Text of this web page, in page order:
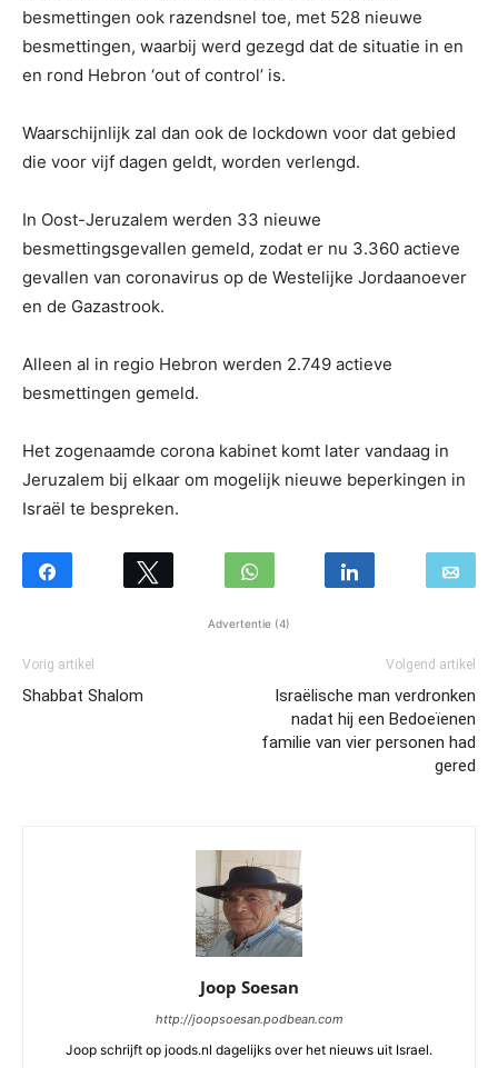
besmettingen ook razendsnel toe, met 528 nieuwe
besmettingen, waarbij werd gezegd dat de situatie in en
en rond Hebron ‘out of control’ is.
Waarschijnlijk zal dan ook de lockdown voor dat gebied
die voor vijf dagen geldt, worden verlengd.
In Oost-Jeruzalem werden 33 nieuwe
besmettingsgevallen gemeld, zodat er nu 3.360 actieve
gevallen van coronavirus op de Westelijke Jordaanoever
en de Gazastrook.
Alleen al in regio Hebron werden 2.749 actieve
besmettingen gemeld.
Het zogenaamde corona kabinet komt later vandaag in
Jeruzalem bij elkaar om mogelijk nieuwe beperkingen in
Israël te bespreken.
Advertentie (4)
Vorig artikel
Shabbat Shalom
Volgend artikel
Israëlische man verdronken
nadat hij een Bedoeïenen
familie van vier personen had
gered
Joop Soesan
http://joopsoesan.podbean.com
Joop schrijft op joods.nl dagelijks over het nieuws uit Israel.